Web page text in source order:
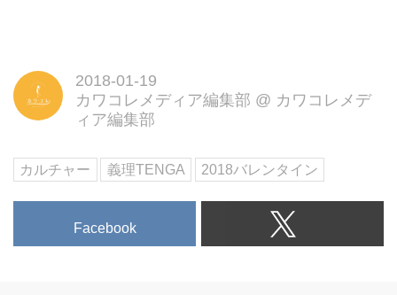
2018-01-19
カワコレメディア編集部 @ カワコレメデ
ィア編集部
カルチャー 義理TENGA 2018バレンタイン
Facebook